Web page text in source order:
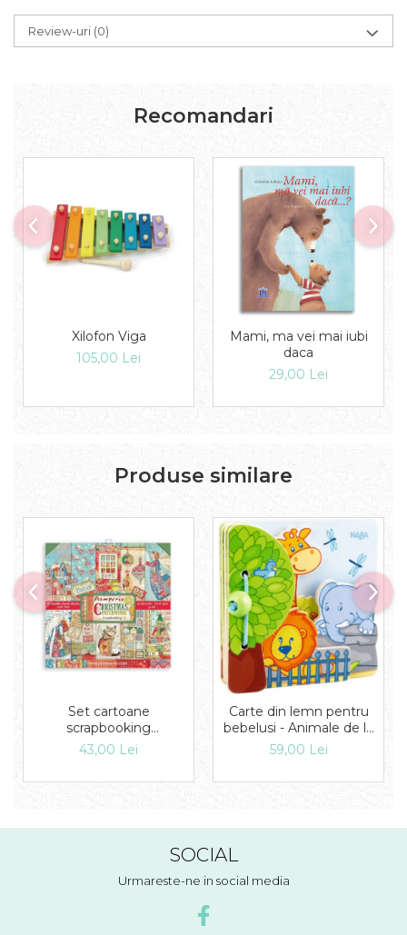
Review-uri (0)
Recomandari
Xilofon Viga
105,00 Lei
Mami, ma vei mai iubi
daca
29,00 Lei
Produse similare
Set cartoane
scrapbooking
30,5х30,5cm - Double
Face Christmas
43,00 Lei
Carte din lemn pentru
bebelusi - Animale de la
zoo, Haba
59,00 Lei
SOCIAL
Urmareste-ne in social media